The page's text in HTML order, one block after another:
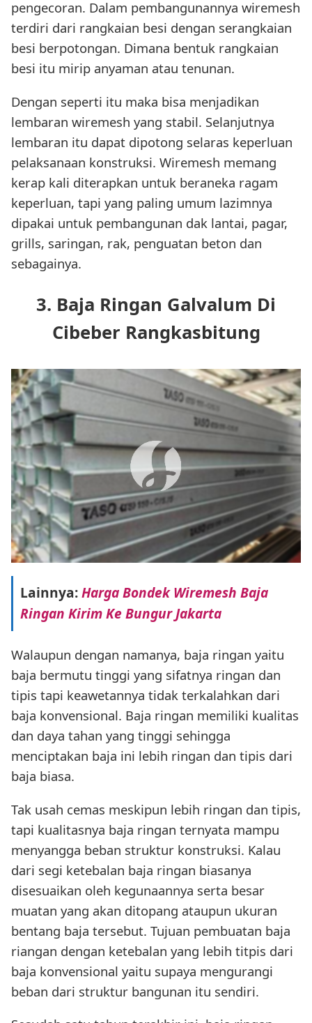
pengecoran. Dalam pembangunannya wiremesh
terdiri dari rangkaian besi dengan serangkaian
besi berpotongan. Dimana bentuk rangkaian
besi itu mirip anyaman atau tenunan.
Dengan seperti itu maka bisa menjadikan
lembaran wiremesh yang stabil. Selanjutnya
lembaran itu dapat dipotong selaras keperluan
pelaksanaan konstruksi. Wiremesh memang
kerap kali diterapkan untuk beraneka ragam
keperluan, tapi yang paling umum lazimnya
dipakai untuk pembangunan dak lantai, pagar,
grills, saringan, rak, penguatan beton dan
sebagainya.
3. Baja Ringan Galvalum Di
Cibeber Rangkasbitung
Lainnya:Harga Bondek Wiremesh Baja
Ringan Kirim Ke Bungur Jakarta
Walaupun dengan namanya, baja ringan yaitu
baja bermutu tinggi yang sifatnya ringan dan
tipis tapi keawetannya tidak terkalahkan dari
baja konvensional. Baja ringan memiliki kualitas
dan daya tahan yang tinggi sehingga
menciptakan baja ini lebih ringan dan tipis dari
baja biasa.
Tak usah cemas meskipun lebih ringan dan tipis,
tapi kualitasnya baja ringan ternyata mampu
menyangga beban struktur konstruksi. Kalau
dari segi ketebalan baja ringan biasanya
disesuaikan oleh kegunaannya serta besar
muatan yang akan ditopang ataupun ukuran
bentang baja tersebut. Tujuan pembuatan baja
riangan dengan ketebalan yang lebih titpis dari
baja konvensional yaitu supaya mengurangi
beban dari struktur bangunan itu sendiri.